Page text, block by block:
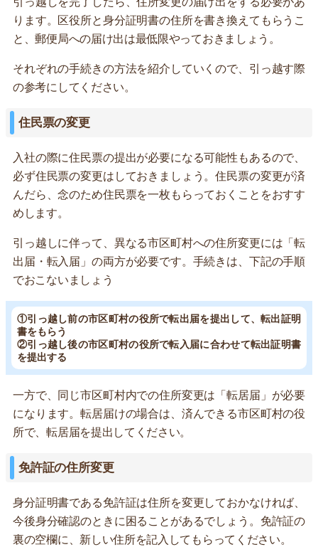
ります。区役所と身分証明書の住所を書き換えてもらうこ
と、郵便局への届け出は最低限やっておきましょう。
それぞれの手続きの方法を紹介していくので、引っ越す際
の参考にしてください。
住民票の変更
入社の際に住民票の提出が必要になる可能性もあるので、
必ず住民票の変更はしておきましょう。住民票の変更が済
んだら、念のため住民票を一枚もらっておくことをおすす
めします。
引っ越しに伴って、異なる市区町村への住所変更には「転
出届・転入届」の両方が必要です。手続きは、下記の手順
でおこないましょう
①引っ越し前の市区町村の役所で転出届を提出して、転出証明
書をもらう
②引っ越し後の市区町村の役所で転入届に合わせて転出証明書
を提出する
一方で、同じ市区町村内での住所変更は「転居届」が必要
になります。転居届けの場合は、済んできる市区町村の役
所で、転居届を提出してください。
免許証の住所変更
身分証明書である免許証は住所を変更しておかなければ、
今後身分確認のときに困ることがあるでしょう。免許証の
裏の空欄に、新しい住所を記入してもらってください。